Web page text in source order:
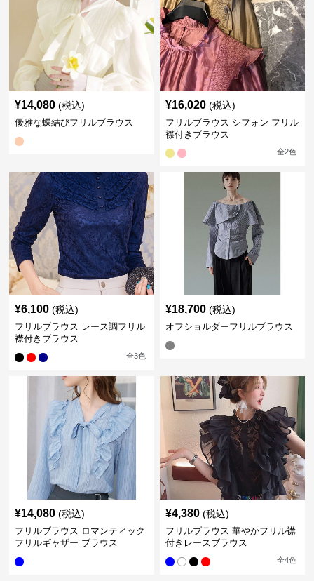
¥14,080 (税込)
優雅な蝶結びフリルブラウス
¥16,020 (税込)
フリルブラウス シフォン フリル
襟付きブラウス
全2色
¥6,100 (税込)
フリルブラウス レース調フリル
襟付きブラウス
全3色
¥18,700 (税込)
オフショルダーフリルブラウス
¥14,080 (税込)
フリルブラウス ロマンティック
フリルギャザー ブラウス
¥4,380 (税込)
フリルブラウス 華やかフリル襟
付きレースブラウス
全4色